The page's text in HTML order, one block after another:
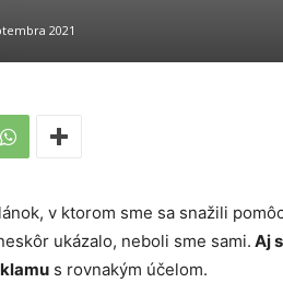
2021
v ktorom sme sa snažili
ukázalo, neboli sme sami. Aj
s rovnakým účelom.